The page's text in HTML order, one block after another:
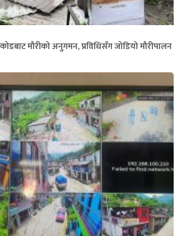
मौरीको अनुगमन, प्रविधिसँग जोडियो मौरीपालन